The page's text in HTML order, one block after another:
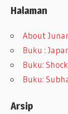
Halaman
About
Buku :
Buku:
Buku:
Arsip